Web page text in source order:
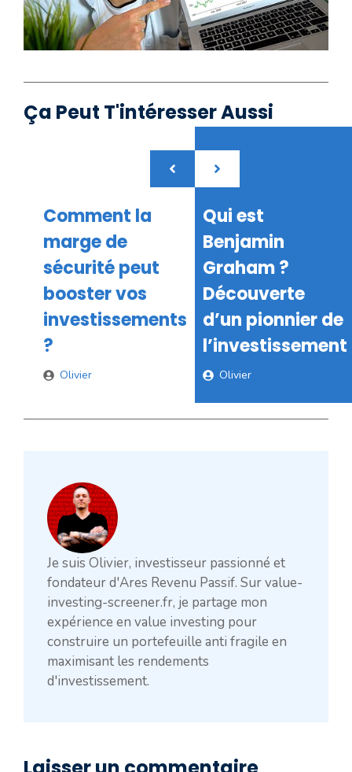
Ça Peut T'intéresser Aussi
Comment la
marge de
sécurité peut
booster vos
investissements
?
Olivier
Qui est
Benjamin
Graham ?
Découverte
d’un pionnier de
l’investissement
Olivier
Je suis Olivier, investisseur passionné et
fondateur d'Ares Revenu Passif. Sur value-
investing-screener.fr, je partage mon
expérience en value investing pour
construire un portefeuille anti fragile en
maximisant les rendements
d'investissement.